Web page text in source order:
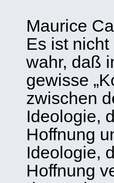
Maurice
Es ist
wahr, daß
gewisse
zwischen
Ideologie,
Hoffnung
Ideologie,
Hoffnung